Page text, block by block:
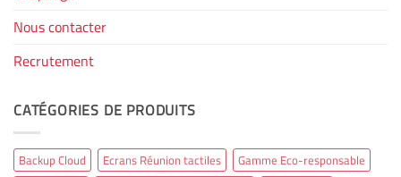
Nous contacter
Recrutement
CATÉGORIES DE PRODUITS
Backup Cloud Ecrans Réunion tactiles
Gamme Eco-responsable